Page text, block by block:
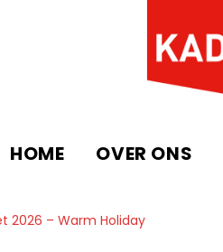
HOME OVER ONS
2026 – Warm Holiday